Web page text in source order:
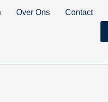
Over Ons Contact